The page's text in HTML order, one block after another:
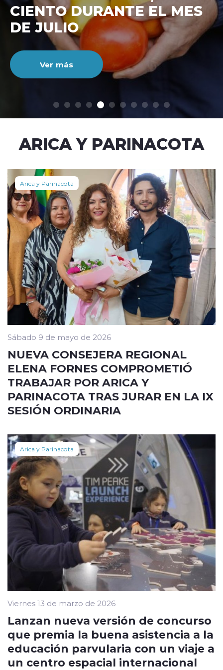
modo claro
CIENTO DURANTE EL MES
DE JULIO
Ver más
ARICA Y PARINACOTA
Arica y Parinacota
Sábado 9 de mayo de 2026
NUEVA CONSEJERA REGIONAL
ELENA FORNES COMPROMETIÓ
TRABAJAR POR ARICA Y
PARINACOTA TRAS JURAR EN LA IX
SESIÓN ORDINARIA
Arica y Parinacota
Viernes 13 de marzo de 2026
Lanzan nueva versión de concurso
que premia la buena asistencia a la
educación parvularia con un viaje a
un centro espacial internacional